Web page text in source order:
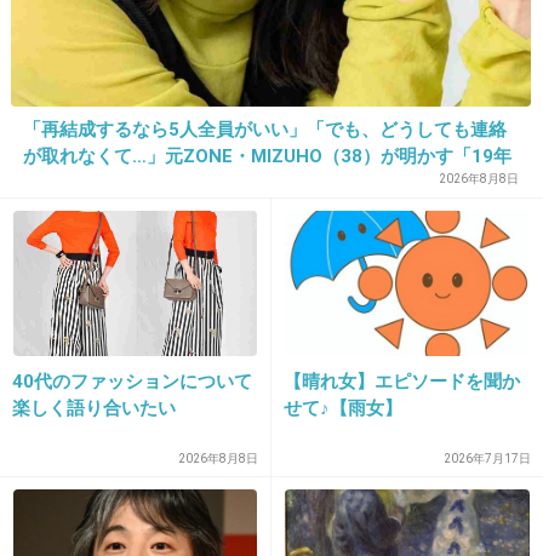
2026/07/08(水) 20:43:03
>>7
そういやトランプがタコ踊りしてたのもYMCAだったねw
-0
26. 匿名2026/07/08(水) 20:43:08
>>1
うーん、イランは折れなかったんだね。
じゃあ勝ちかな
+27 -0
「再結成するなら5人全員がいい」「でも、どうしても連絡
が取れなくて…」元ZONE・MIZUHO（38）が明かす「19年
2026年8月8日
40代のファッションについて
楽しく語り合いたい
2026年8月8日
【晴れ女】エピソードを聞か
せて♪【雨女】
2026年7月17日